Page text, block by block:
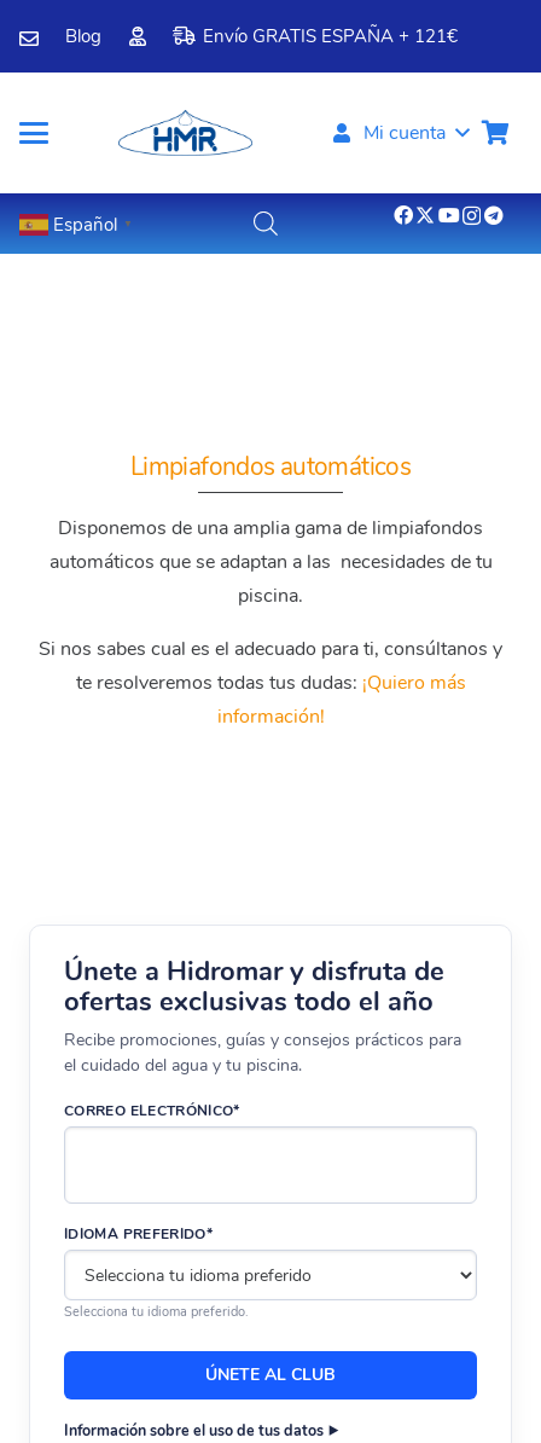
Blog Envío GRATIS ESPAÑA + 121€
Mi cuenta
Español ▼
Limpiafondos automáticos
Disponemos de una amplia gama de limpiafondos
automáticos que se adaptan a las necesidades de tu
piscina.
Si nos sabes cual es el adecuado para ti, consúltanos y
te resolveremos todas tus dudas: ¡Quiero más
información!
LIMPIAFONDOS SOLO FONDO
LIMPIAFONDOS PAREDES Y FONDO
REPUESTO PARA
Únete a Hidromar y disfruta de
ofertas exclusivas todo el año
Recibe promociones, guías y consejos prácticos para
el cuidado del agua y tu piscina.
CORREO ELECTRÓNICO*
IDIOMA PREFERIDO*
Selecciona tu idioma preferido.
Información sobre el uso de tus datos